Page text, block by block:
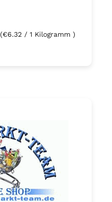
(€6.32 / 1 Kilogramm )